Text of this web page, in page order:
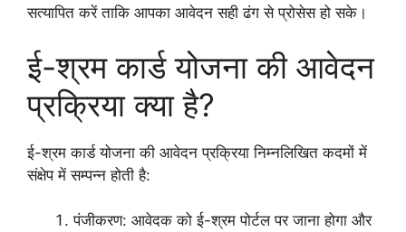
सत्यापित करें ताकि आपका आवेदन सही ढंग से प्रोसेस हो सके।
ई-श्रम कार्ड योजना की आवेदन
प्रक्रिया क्या है?
ई-श्रम कार्ड योजना की आवेदन प्रक्रिया निम्नलिखित कदमों में
संक्षेप में सम्पन्न होती है:
पंजीकरण: आवेदक को ई-श्रम पोर्टल पर जाना होगा और